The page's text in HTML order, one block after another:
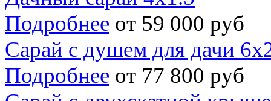
Подробнее от 59 000 руб
Сарай с душем для дачи
Подробнее от 77 800 руб